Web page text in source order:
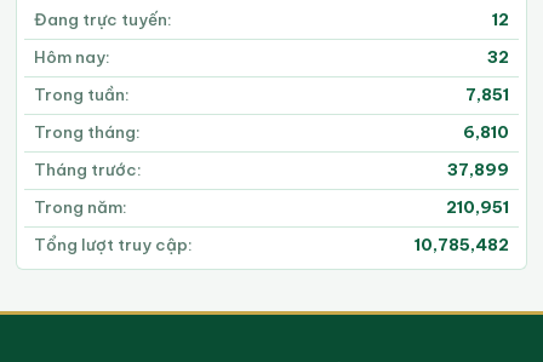
Đang trực tuyến:
12
Hôm nay:
32
Trong tuần:
7,851
Trong tháng:
6,810
Tháng trước:
37,899
Trong năm:
210,951
Tổng lượt truy cập:
10,785,482